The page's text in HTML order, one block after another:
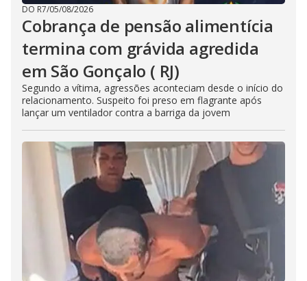
DO R7/05/08/2026
Cobrança de pensão alimentícia
termina com grávida agredida
em São Gonçalo ( RJ)
Segundo a vítima, agressões aconteciam desde o início do
relacionamento. Suspeito foi preso em flagrante após
lançar um ventilador contra a barriga da jovem